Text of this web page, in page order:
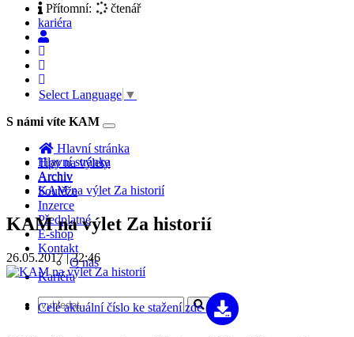
Přítomní:
čtenář
kariéra
Select Language ▼
S námi víte KAM
Toggle
navigation
Hlavní stránka
Tipy na výlety
Archiv
Soutěže
Inzerce
Předplatné
E-shop
Kontakt
O nás
Kariéra
Hlavní stránka
Archiv
KAM na výlet Za historií
KAM na výlet Za historií
26.05.2017 | 22:46
Celé aktuální číslo ke stažení zde